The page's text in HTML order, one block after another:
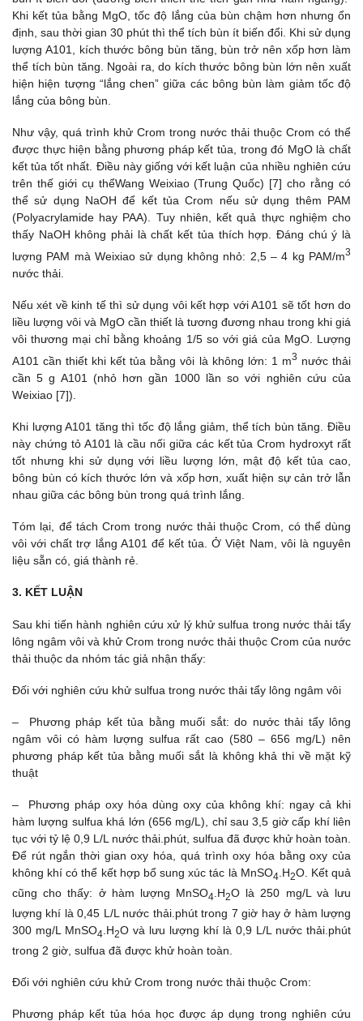
Khi kết tủa bằng MgO, tốc độ lắng của bùn chậm hơn nhưng ổn
định, sau thời gian 30 phút thì thể tích bùn ít biến đổi. Khi sử dụng
lượng A101, kích thước bông bùn tăng, bùn trở nên xốp hơn làm
thể tích bùn tăng. Ngoài ra, do kích thước bông bùn lớn nên xuất
hiện hiện tượng “lắng chen” giữa các bông bùn làm giảm tốc độ
lắng của bông bùn.
Như vậy, quá trình khử Crom trong nước thải thuộc Crom có thể
được thực hiện bằng phương pháp kết tủa, trong đó MgO là chất
kết tủa tốt nhất. Điều này giống với kết luận của nhiều nghiên cứu
trên thế giới cụ thểWang Weixiao (Trung Quốc) [7] cho rằng có
thể sử dụng NaOH để kết tủa Crom nếu sử dụng thêm PAM
(Polyacrylamide hay PAA). Tuy nhiên, kết quả thực nghiệm cho
thấy NaOH không phải là chất kết tủa thích hợp. Đáng chú ý là
lượng PAM mà Weixiao sử dụng không nhỏ: 2,5 – 4 kg PAM/m3
nước thải.
Nếu xét về kinh tế thì sử dụng vôi kết hợp với A101 sẽ tốt hơn do
liều lượng vôi và MgO cần thiết là tương đương nhau trong khi giá
vôi thương mại chỉ bằng khoảng 1/5 so với giá của MgO. Lượng
A101 cần thiết khi kết tủa bằng vôi là không lớn: 1 m3 nước thải
cần 5 g A101 (nhỏ hơn gần 1000 lần so với nghiên cứu của
Weixiao [7]).
Khi lượng A101 tăng thì tốc độ lắng giảm, thể tích bùn tăng. Điều
này chứng tỏ A101 là cầu nối giữa các kết tủa Crom hydroxyt rất
tốt nhưng khi sử dụng với liều lượng lớn, mật độ kết tủa cao,
bông bùn có kích thước lớn và xốp hơn, xuất hiện sự cản trở lẫn
nhau giữa các bông bùn trong quá trình lắng.
Tóm lại, để tách Crom trong nước thải thuộc Crom, có thể dùng
vôi với chất trợ lắng A101 để kết tủa. Ở Việt Nam, vôi là nguyên
liệu sẵn có, giá thành rẻ.
3. KẾT LUẬN
Sau khi tiến hành nghiên cứu xử lý khử sulfua trong nước thải tẩy
lông ngâm vôi và khử Crom trong nước thải thuộc Crom của nước
thải thuộc da nhóm tác giả nhận thấy:
Đối với nghiên cứu khử sulfua trong nước thải tẩy lông ngâm vôi
– Phương pháp kết tủa bằng muối sắt: do nước thải tẩy lông
ngâm vôi có hàm lượng sulfua rất cao (580 – 656 mg/L) nên
phương pháp kết tủa bằng muối sắt là không khả thi về mặt kỹ
thuật
– Phương pháp oxy hóa dùng oxy của không khí: ngay cả khi
hàm lượng sulfua khá lớn (656 mg/L), chỉ sau 3,5 giờ cấp khí liên
tục với tỷ lệ 0,9 L/L nước thải.phút, sulfua đã được khử hoàn toàn.
Để rút ngắn thời gian oxy hóa, quá trình oxy hóa bằng oxy của
không khí có thể kết hợp bổ sung xúc tác là MnSO4.H2O. Kết quả
cũng cho thấy: ở hàm lượng MnSO4 .H2O là 250 mg/L và lưu
lượng khí là 0,45 L/L nước thải.phút trong 7 giờ hay ở hàm lượng
300 mg/L MnSO4 .H2O và lưu lượng khí là 0,9 L/L nước thải.phút
trong 2 giờ, sulfua đã được khử hoàn toàn.
Đối với nghiên cứu khử Crom trong nước thải thuộc Crom:
Phương pháp kết tủa hóa học được áp dụng trong nghiên cứu